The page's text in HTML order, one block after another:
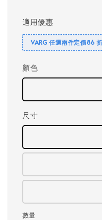
適用優惠
VARG 任選兩件定價86
顏色
尺寸
數量